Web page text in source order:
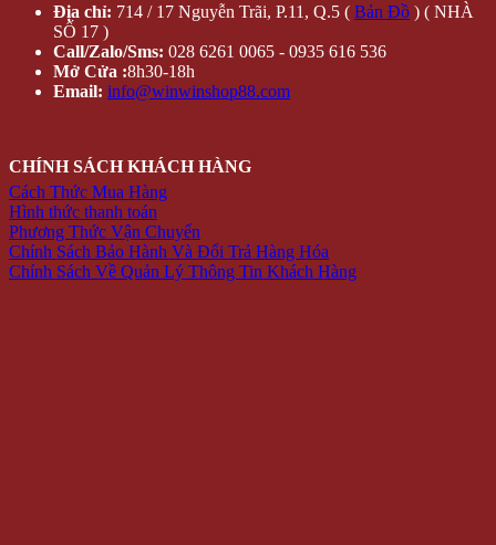
Địa chỉ: 714 / 17 Nguyễn Trãi, P.11, Q.5 ( Bản Đồ ) ( NHÀ
SỐ 17 )
Call/Zalo/Sms: 028 6261 0065 - 0935 616 536
Mở Cửa :8h30-18h
Email: info@winwinshop88.com
CHÍNH SÁCH KHÁCH HÀNG
Cách Thức Mua Hàng
Hình thức thanh toán
Phương Thức Vận Chuyển
Chính Sách Bảo Hành Và Đổi Trả Hàng Hóa
Chính Sách Về Quản Lý Thông Tin Khách Hàng